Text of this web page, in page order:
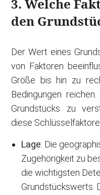
3. Welche
den
Der Wert eines
von Faktoren
Größe bis hin zu
Bedingungen
Grundstücks zu
diese
Lage: Die
Zugehörigkeit zu
die wichtigsten
Grundstückswerts.